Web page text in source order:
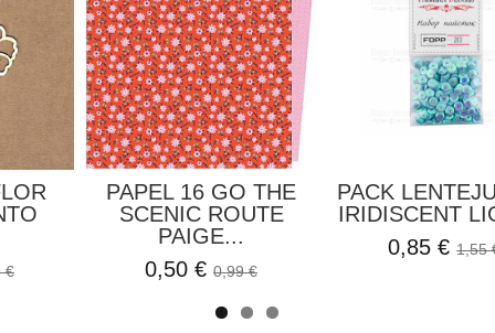
Hojas
Chipboard Tendedero
Ropa Bebé El...
2,50 €
Chipboard
El Rincon
1,60